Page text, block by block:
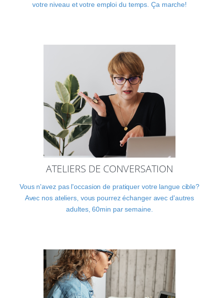
votre niveau et votre emploi du temps. Ça marche!
ATELIERS DE CONVERSATION
Vous n'avez pas l'occasion de pratiquer votre langue cible?
Avec nos ateliers, vous pourrez échanger avec d'autres
adultes, 60min par semaine.